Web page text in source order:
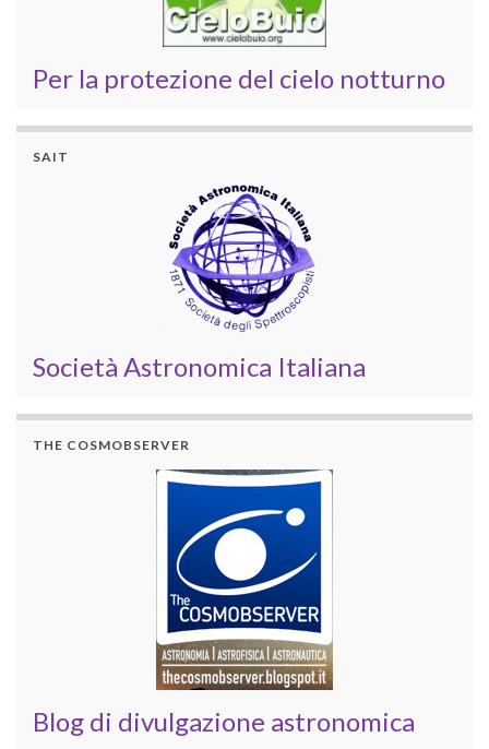
Per la protezione del cielo notturno
SAIT
Società Astronomica Italiana
THE COSMOBSERVER
Blog di divulgazione astronomica